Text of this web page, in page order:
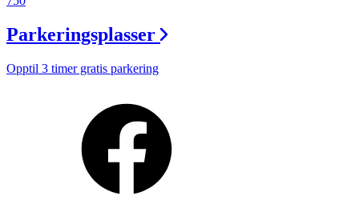
Parkeringsplasser
Opptil 3 timer gratis parkering